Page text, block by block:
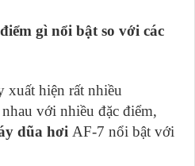
gì nổi bật so với các
xuất hiện rất nhiều
với nhiều đặc điểm,
dũa hơi AF-7 nổi bật với